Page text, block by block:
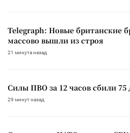
Telegraph: Новые британские
массово вышли из строя
21 минута назад
Силы ПВО за 12 часов сбили 75
29 минут назад